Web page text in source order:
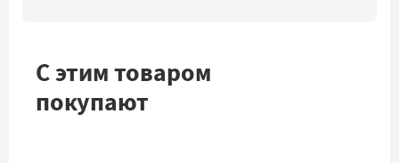
С этим товаром
покупают